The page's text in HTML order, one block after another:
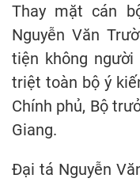
Thay mặt cán
Nguyễn Văn
tiện không
triệt toàn bộ ý
Chính phủ, Bộ
Giang.
Đại tá Nguyễn